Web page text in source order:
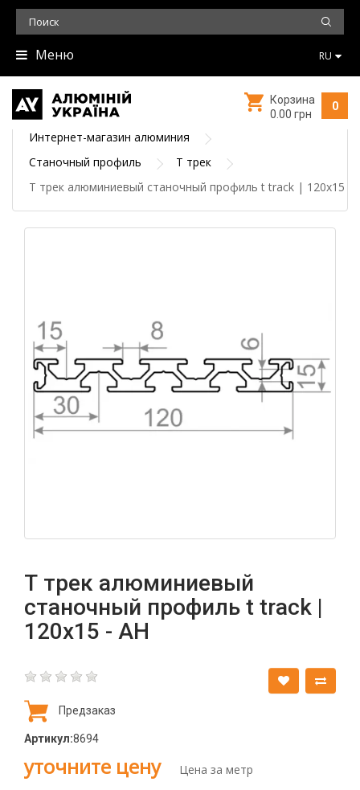
Меню RU
0
Корзина
0.00 грн
Интернет-магазин алюминия
Станочный профиль
Т трек
Т трек алюминиевый станочный профиль t track | 120х15 -
Т трек алюминиевый
станочный профиль t track |
120х15 - АН
Предзаказ
Артикул:8694
уточните цену Цена за метр